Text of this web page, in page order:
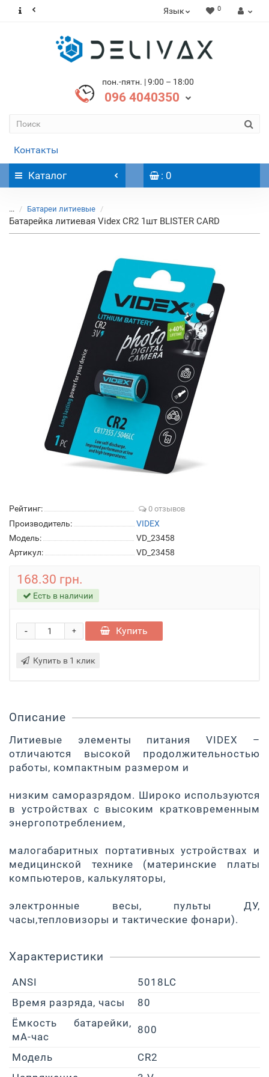
Язык 0
пон.-пятн. | 9:00 – 18:00
096 4040350
Контакты
Каталог : 0
... Батареи литиевые
Батарейка литиевая Videx CR2 1шт BLISTER CARD
Рейтинг: 0 отзывов
Производитель:
VIDEX
Модель:
VD_23458
Артикул:
VD_23458
168.30 грн.
Есть в наличии
+
- Купить
Купить в 1 клик
Описание
Литиевые элементы питания VIDEX –
отличаются высокой продолжительностью
работы, компактным размером и
низким саморазрядом. Широко используются
в устройствах с высоким кратковременным
энергопотреблением,
малогабаритных портативных устройствах и
медицинской технике (материнские платы
компьютеров, калькуляторы,
электронные весы, пульты ДУ,
часы,тепловизоры и тактические фонари).
Характеристики
ANSI
5018LC
Время разряда, часы
80
Ёмкость батарейки,
мА-час
800
Модель
CR2